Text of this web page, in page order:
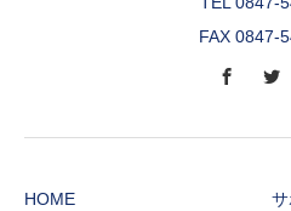
FAX 0847-
HOME